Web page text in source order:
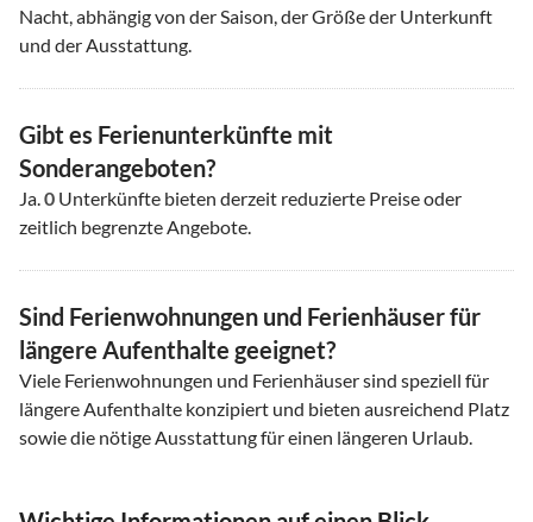
Nacht, abhängig von der Saison, der Größe der Unterkunft
und der Ausstattung.
Gibt es Ferienunterkünfte mit
Sonderangeboten?
Ja.0 Unterkünfte bieten derzeit reduzierte Preise oder
zeitlich begrenzte Angebote.
Sind Ferienwohnungen und Ferienhäuser für
längere Aufenthalte geeignet?
Viele Ferienwohnungen und Ferienhäuser sind speziell für
längere Aufenthalte konzipiert und bieten ausreichend Platz
sowie die nötige Ausstattung für einen längeren Urlaub.